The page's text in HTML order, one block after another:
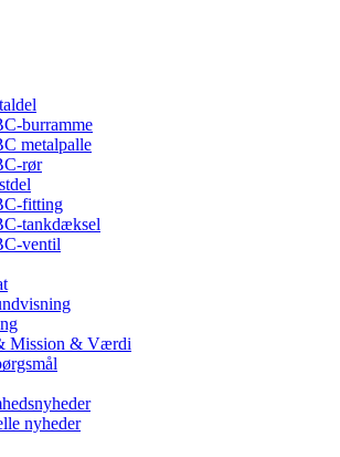
burramme
metalpalle
rør
fitting
tankdæksel
ventil
Mission & Værdi
nyheder